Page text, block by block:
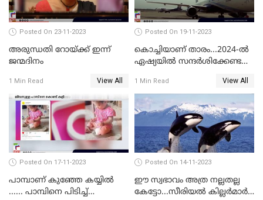
Posted On 23-11-2023
അരുന്ധതി റോയ്ക്ക് ഇന്ന്
ജന്മദിനം
1 Min Read View All
Posted On 19-11-2023
കൊച്ചിയാണ് താരം...2024-ല്‍
ഏഷ്യയില്‍ സന്ദര്‍ശിക്കേണ്ട
കൊച്ചിയും
1 Min Read View All
Posted On 17-11-2023
പാമ്പാണ് കുഞ്ഞേ കയ്യില്‍
...... പാമ്പിനെ പിടിച്ച്
Posted On 14-11-2023
ഈ സ്വഭാവം അത്ര നല്ലതല്ല
കേട്ടോ...സീരിയല്‍ കില്ലര്‍മാര്‍